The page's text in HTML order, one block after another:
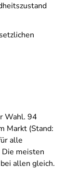
Wahl. 94
Markt (Stand:
alle
meisten
allen gleich.